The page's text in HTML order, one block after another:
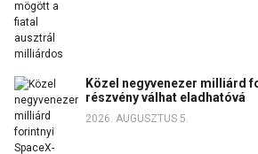
Közel negyvenezer milliárd
részvény válhat eladhatóvá
2026. AUGUSZTUS 5.